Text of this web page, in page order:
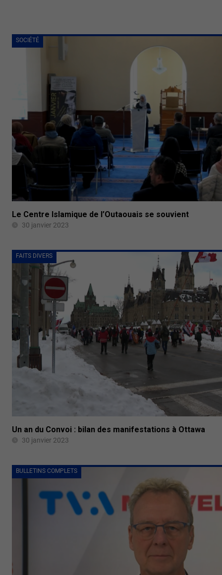
SOCIÉTÉ
Le Centre Islamique de l’Outaouais se souvient
30 janvier 2023
FAITS DIVERS
Un an du Convoi : bilan des manifestations à Ottawa
30 janvier 2023
BULLETINS COMPLETS